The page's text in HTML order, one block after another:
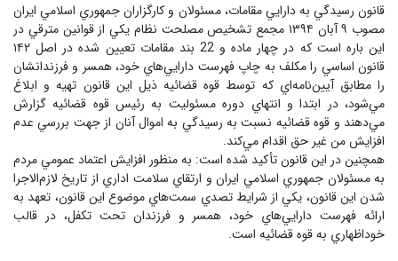
قانون رسيدگي به دارايي مقامات، مسئولان و كارگزاران جمهوري اسلامي ايران
مصوب ۹ آبان ۱۳۹۴ مجمع تشخيص مصلحت نظام يكي از قوانين مترقي در
اين باره است كه در چهار ماده و 22 بند مقامات تعيين شده در اصل ۱۴۲
قانون اساسي را مكلف به چاپ فهرست دارايي‌هاي خود، همسر و فرزندانشان
را مطابق آيين‌نامه‌اي كه توسط قوه قضائيه ذيل اين قانون تهيه و ابلاغ
مي‌شود، در ابتدا و انتهاي دوره مسئوليت به رئيس قوه‌ قضائيه گزارش
مي‌دهند و قوه قضائيه نسبت به رسيدگي به اموال آنان از جهت بررسي عدم
افزايش من غير حق اقدام مي‌كند.
همچنين در اين قانون تأكيد شده است: به منظور افزايش اعتماد عمومي مردم
به مسئولان جمهوري اسلامي ايران و ارتقاي سلامت اداري از تاريخ لازم‌الاجرا
شدن اين قانون، يكي از شرايط تصدي سمت‌هاي موضوع اين قانون، تعهد به
ارائه فهرست دارايي‌هاي خود، همسر و فرزندان تحت تكفل، در قالب
خوداظهاري به قوه قضائيه است.